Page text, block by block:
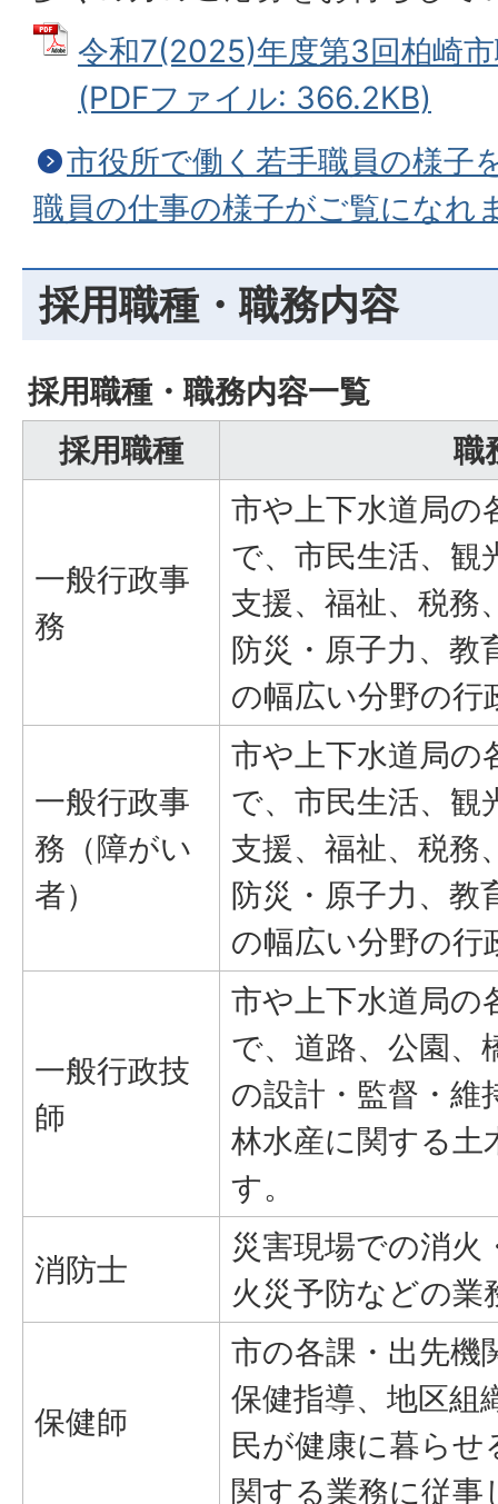
令和7(2025)年度第3回柏崎
(PDFファイル: 366.2KB)
市役所で働く若手職員の様子
職員の仕事の様子がご覧になれ
採用職種・職務内容
採用職種・職務内容一覧
採用職種
職
一般行政事
務
市や上下水道局の
で、市民生活、観
支援、福祉、税務
防災・原子力、教
の幅広い分野の行
一般行政事
務（障がい
者）
市や上下水道局の
で、市民生活、観
支援、福祉、税務
防災・原子力、教
の幅広い分野の行
一般行政技
師
市や上下水道局の
で、道路、公園、
の設計・監督・維
林水産に関する土
す。
消防士
災害現場での消火
火災予防などの
保健師
市の各課・出先機
保健指導、地区組
民が健康に暮ら
関する業務に従事